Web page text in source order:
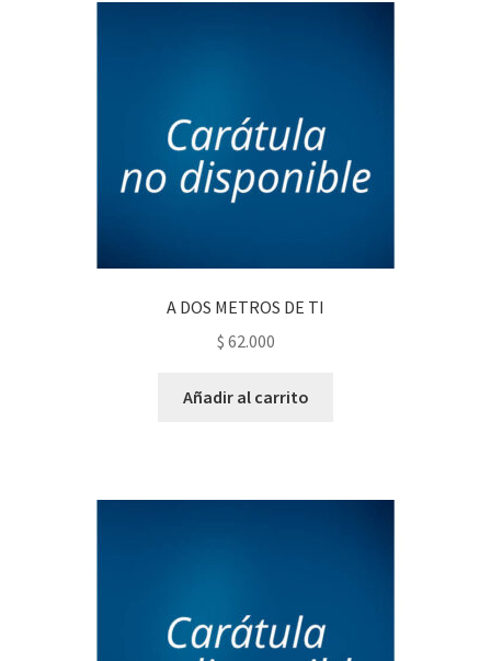
A DOS METROS DE TI
$ 62.000
Añadir al carrito